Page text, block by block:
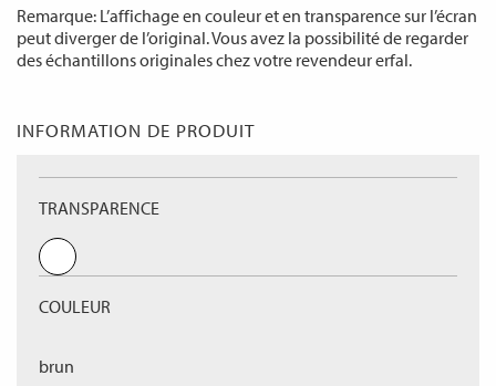
Remarque: L’affichage en couleur et en transparence sur l’écran
peut diverger de l’original. Vous avez la possibilité de regarder
des échantillons originales chez votre revendeur erfal.
INFORMATION DE PRODUIT
TRANSPARENCE
COULEUR
brun